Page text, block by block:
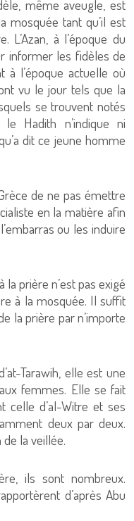
même aveugle, est
mosquée tant qu’il est
L’Azan, à l’époque du
informer les fidèles de
à l’époque actuelle où
vu le jour tels que la
se trouvent notés
Hadith n’indique ni
dit ce jeune homme
de ne pas émettre
en la matière afin
ou les induire
la prière n’est pas exigé
à la mosquée. Il suffit
la prière par n’importe
Tarawih, elle est une
femmes. Elle se fait
celle d’al-Witre et ses
deux par deux.
la veillée.
ils sont nombreux.
d’après Abu